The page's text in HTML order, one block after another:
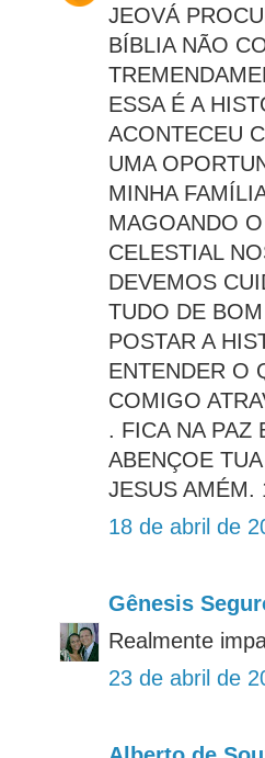
JEOVÁ
BÍBLIA NÃO
ESSA É A
ACONTECEU
UMA
MINHA
MAGOANDO
CELESTIAL
DEVEMOS
TUDO DE
POSTAR A
ENTENDER O
COMIGO
. FICA NA PAZ
ABENÇOE
JESUS AMÉM.
18 de abril de
Gênesis
Realmente
23 de abril de